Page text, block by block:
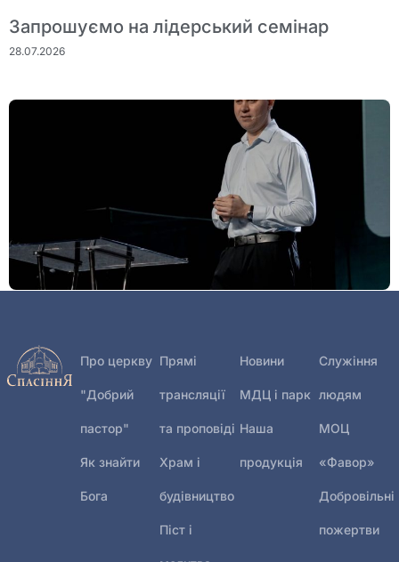
Запрошуємо на лідерський семінар
28.07.2026
27.07.2026
Про церкву
"Добрий
пастор"
Як знайти
Бога
Прямі
трансляції
та проповіді
Храм і
будівництво
Піст і
Новини
МДЦ і парк
Наша
продукція
Служіння
людям
МОЦ
«Фавор»
Добровільні
пожертви